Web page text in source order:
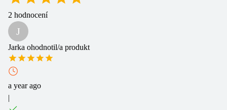
2 hodnocení
J
Jarka ohodnotil/a produkt
a year ago
|